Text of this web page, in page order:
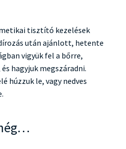
tisztító kezelések
után ajánlott, hetente
vigyük fel a bőrre,
hagyjuk megszáradni.
húzzuk le, vagy nedves